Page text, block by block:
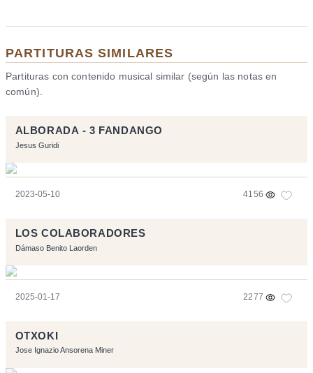
PARTITURAS SIMILARES
Partituras con contenido musical similar (según las notas en
común).
ALBORADA - 3 FANDANGO
Jesus Guridi
2023-05-10 4156
LOS COLABORADORES
Dámaso Benito Laorden
2025-01-17 2277
OTXOKI
Jose Ignazio Ansorena Miner